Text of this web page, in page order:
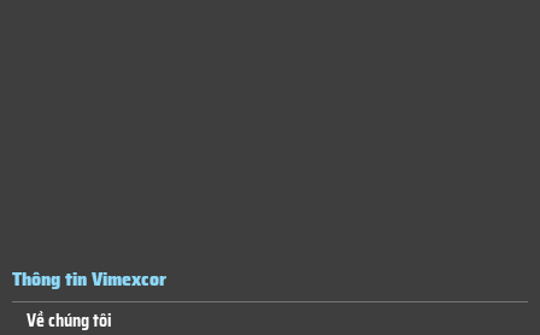
Thông tin Vimexcor
Về chúng tôi